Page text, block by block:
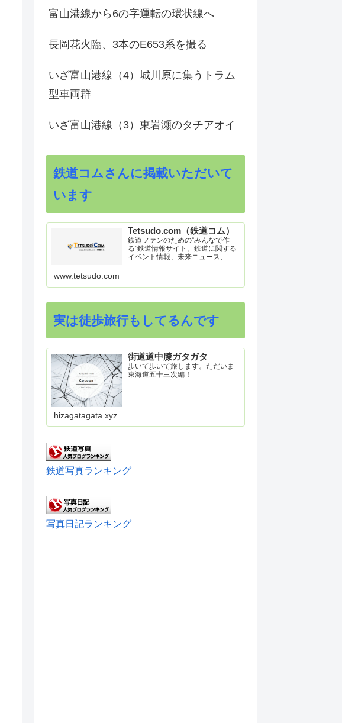
富山港線から6の字運転の環状線へ
長岡花火臨、3本のE653系を撮る
いざ富山港線（4）城川原に集うトラム
型車両群
いざ富山港線（3）東岩瀬のタチアオイ
鉄道コムさんに掲載いただいて
います
Tetsudo.com（鉄道コム）
鉄道ファンのための“みんなで作
る”鉄道情報サイト。鉄道に関する
イベント情報、未来ニュース、車
ク集や、参加型ゲーム「駅つなゲ
www.tetsudo.com
実は徒歩旅行もしてるんです
街道道中膝ガタガタ
歩いて歩いて旅します。ただいま
東海道五十三次編！
hizagatagata.xyz
鉄道写真ランキング
写真日記ランキング